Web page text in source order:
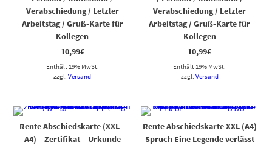
Verabschiedung / Letzter
Arbeitstag / Gruß-Karte für
Kollegen
10,99€
Enthält 19% MwSt.
zzgl.Versand
Verabschiedung / Letzter
Arbeitstag / Gruß-Karte für
Kollegen
10,99€
Enthält 19% MwSt.
zzgl. Versand
Rente Abschiedskarte (XXL –
A4) – Zertifikat – Urkunde
Rente Abschiedskarte XXL (A4)
Spruch Eine Legende verlässt